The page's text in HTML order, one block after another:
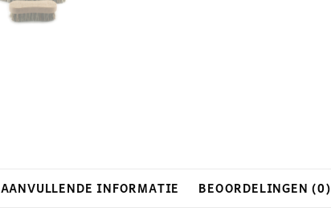
AANVULLENDE INFORMATIE BEOORDELINGEN (0)